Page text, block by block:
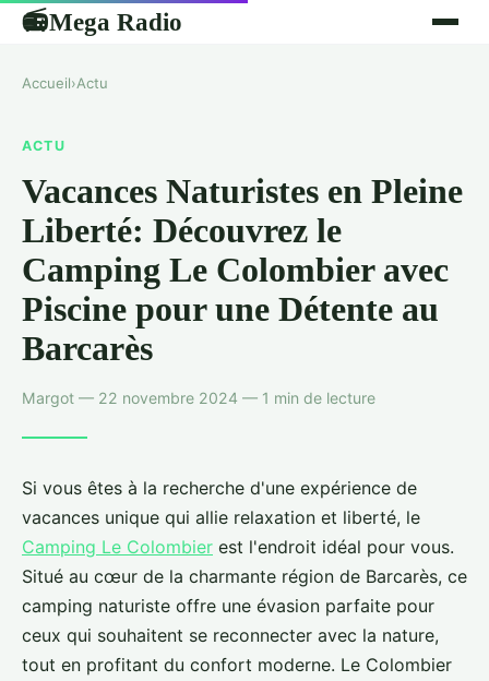
📻Mega Radio
Accueil›Actu
ACTU
Vacances Naturistes en Pleine
Liberté: Découvrez le
Camping Le Colombier avec
Piscine pour une Détente au
Barcarès
Margot — 22 novembre 2024 — 1 min de lecture
Si vous êtes à la recherche d'une expérience de
vacances unique qui allie relaxation et liberté, le
Camping Le Colombier est l'endroit idéal pour vous.
Situé au cœur de la charmante région de Barcarès, ce
camping naturiste offre une évasion parfaite pour
ceux qui souhaitent se reconnecter avec la nature,
tout en profitant du confort moderne. Le Colombier